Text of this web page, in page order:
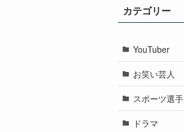
カテゴリー
YouTuber
お笑い芸人
スポーツ選手
ドラマ